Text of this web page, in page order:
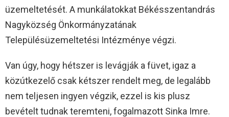
üzemeltetését. A munkálatokkat Békésszentandrás
Nagyközség Önkormányzatának
Településüzemeltetési Intézménye végzi.
Van úgy, hogy hétszer is levágják a füvet, igaz a
közútkezelő csak kétszer rendelt meg, de legalább
nem teljesen ingyen végzik, ezzel is kis plusz
bevételt tudnak teremteni, fogalmazott Sinka Imre.